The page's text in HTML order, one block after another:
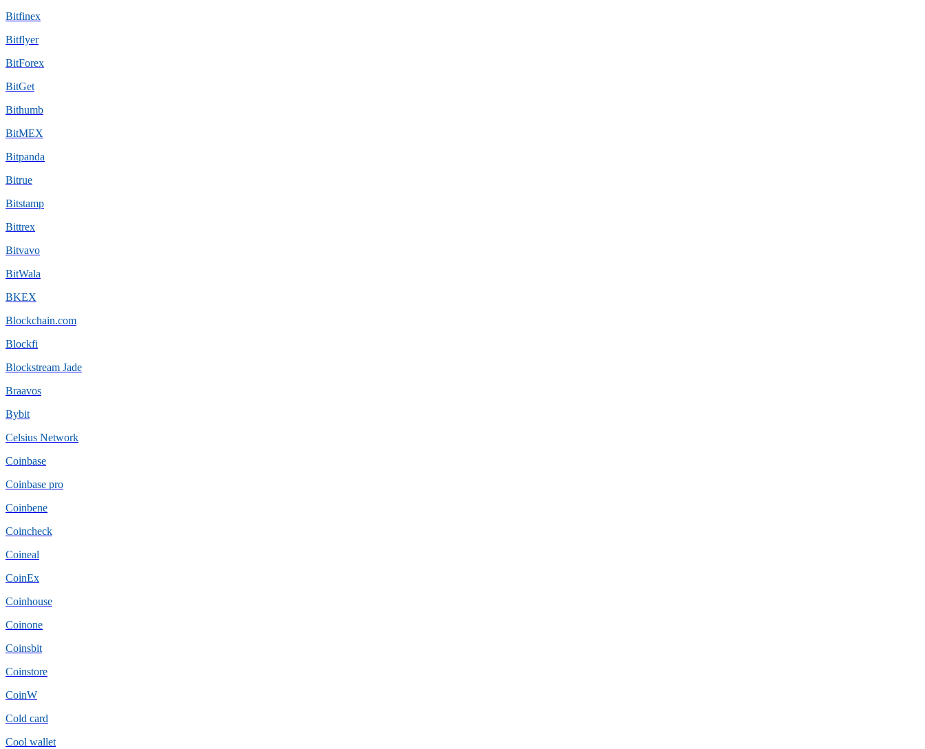
Bitfinex
Bitflyer
BitForex
BitGet
Bithumb
BitMEX
Bitpanda
Bitrue
Bitstamp
Bittrex
Bitvavo
BitWala
BKEX
Blockchain.com
Blockfi
Blockstream Jade
Braavos
Bybit
Celsius Network
Coinbase
Coinbase pro
Coinbene
Coincheck
Coineal
CoinEx
Coinhouse
Coinone
Coinsbit
Coinstore
CoinW
Cold card
Cool wallet